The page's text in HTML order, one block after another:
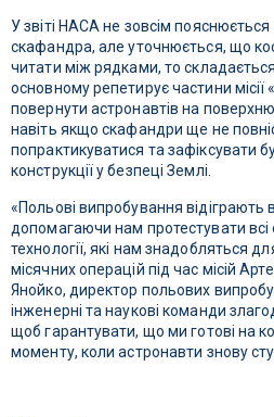
У звіті НАСА не зовсім
скафандра, але уточнюється, що
читати між рядками, то
основному репетирує частини місії
повернути астронавтів на
навіть якщо скафандри ще не
попрактикуватися та зафіксувати
конструкції у безпеці Землі.
«Польові випробування відіграють
допомагаючи нам протестувати
технології, які нам знадобляться
місячних операцій під час місій
Янойко, директор польових
інженерні та наукові команди
щоб гарантувати, що ми готові на
моменту, коли астронавти знову